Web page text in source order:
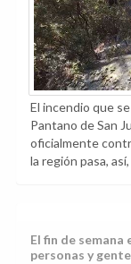
El incendio que
Pantano de San
oficialmente
la región pasa,
El fin de
personas y